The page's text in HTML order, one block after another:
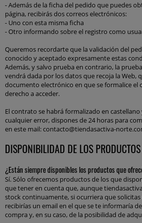
- Además de la ficha del pedido que puedes
página, recibirás dos correos electrónicos:
- Uno con esta misma ficha
- Otro informando sobre el registro como
Queremos recordarte que la validación del
conocido y aceptado expresamente estas
Además, y salvo prueba en contrario, la
vendrá dada por los datos que recoja la Web,
documento electrónico en que se formalice el
derecho a acceder.
El contrato se habrá formalizado en castellano
cualquier error, dispones de 24 horas para
en este mail: contacto@tiendasactiva-
DISPONIBILIDAD DE LOS PRODUCTOS
¿Están siempre disponibles los productos que
Sí. Sólo ofrecemos productos de los que
que tener en cuenta que, aunque
stock continuamente, si ocurriera que
recibirías un email en el que se te informaría
compra y, en su caso, de la posibilidad de